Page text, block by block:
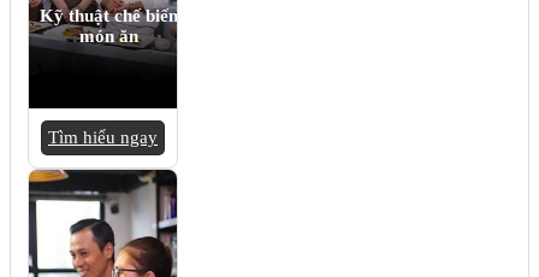
Kỹ thuật chế biến
món ăn
Tìm hiểu ngay